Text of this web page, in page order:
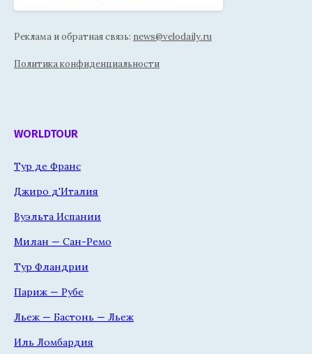
Реклама и обратная связь: news@velodaily.ru
Политика конфиденциальности
WORLDTOUR
Тур де Франс
Джиро д'Италия
Вуэльта Испании
Милан — Сан-Ремо
Тур Фландрии
Париж — Рубе
Льеж — Бастонь — Льеж
Иль Ломбардия